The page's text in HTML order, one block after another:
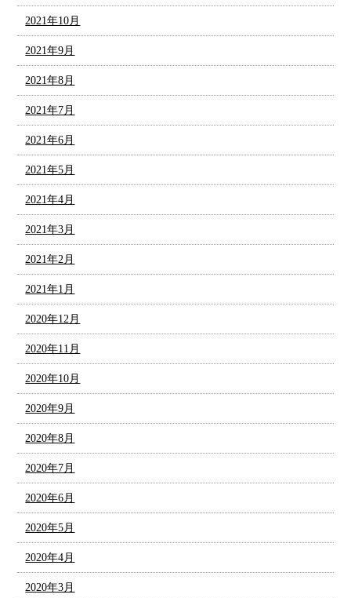
2021年10月
2021年9月
2021年8月
2021年7月
2021年6月
2021年5月
2021年4月
2021年3月
2021年2月
2021年1月
2020年12月
2020年11月
2020年10月
2020年9月
2020年8月
2020年7月
2020年6月
2020年5月
2020年4月
2020年3月